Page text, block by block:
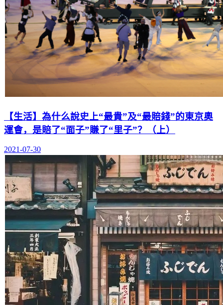
【生活】為什么說史上“最貴”及“最賠錢”的東京奧
運會，是賠了“面子”賺了“里子”？（上）
2021-07-30